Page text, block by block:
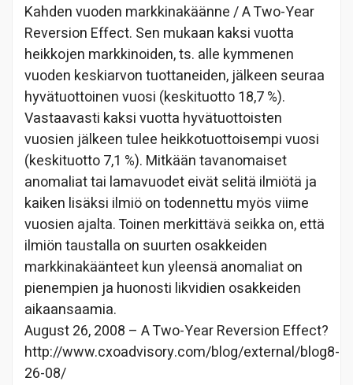
Kahden vuoden markkinakäänne / A Two-Year
Reversion Effect. Sen mukaan kaksi vuotta
heikkojen markkinoiden, ts. alle kymmenen
vuoden keskiarvon tuottaneiden, jälkeen seuraa
hyvätuottoinen vuosi (keskituotto 18,7 %).
Vastaavasti kaksi vuotta hyvätuottoisten
vuosien jälkeen tulee heikkotuottoisempi vuosi
(keskituotto 7,1 %). Mitkään tavanomaiset
anomaliat tai lamavuodet eivät selitä ilmiötä ja
kaiken lisäksi ilmiö on todennettu myös viime
vuosien ajalta. Toinen merkittävä seikka on, että
ilmiön taustalla on suurten osakkeiden
markkinakäänteet kun yleensä anomaliat on
pienempien ja huonosti likvidien osakkeiden
aikaansaamia.
August 26, 2008 – A Two-Year Reversion Effect?
http://www.cxoadvisory.com/blog/external/blog8-
26-08/